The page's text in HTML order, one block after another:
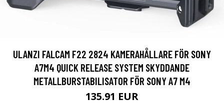
ULANZI FALCAM F22 2824 KAMERAHÅLLARE FÖR SONY
A7M4 QUICK RELEASE SYSTEM SKYDDANDE
METALLBURSTABILISATOR FÖR SONY A7 M4
135.91 EUR